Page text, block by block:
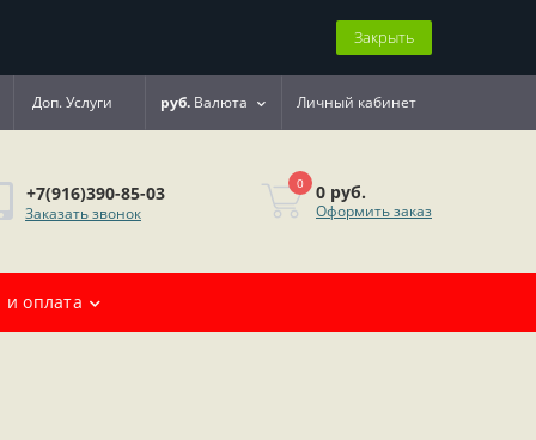
Закрыть
Доп. Услуги руб. Валюта Личный кабинет
+7(916)390-85-03
Заказать звонок
0 0 руб.
Оформить заказ
и оплата